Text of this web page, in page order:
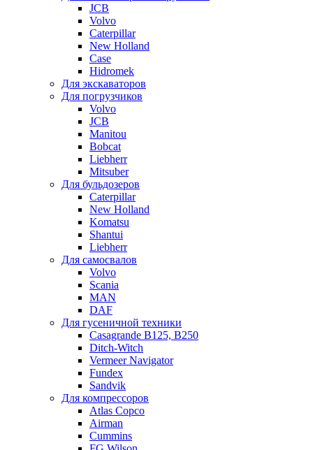
JCB
Volvo
Caterpillar
New Holland
Case
Hidromek
Для экскаваторов
Для погрузчиков
Volvo
JCB
Manitou
Bobcat
Liebherr
Mitsuber
Для бульдозеров
Caterpillar
New Holland
Komatsu
Shantui
Liebherr
Для самосвалов
Volvo
Scania
MAN
DAF
Для гусеничной техники
Casagrande B125, B250
Ditch-Witch
Vermeer Navigator
Fundex
Sandvik
Для компрессоров
Atlas Copco
Airman
Cummins